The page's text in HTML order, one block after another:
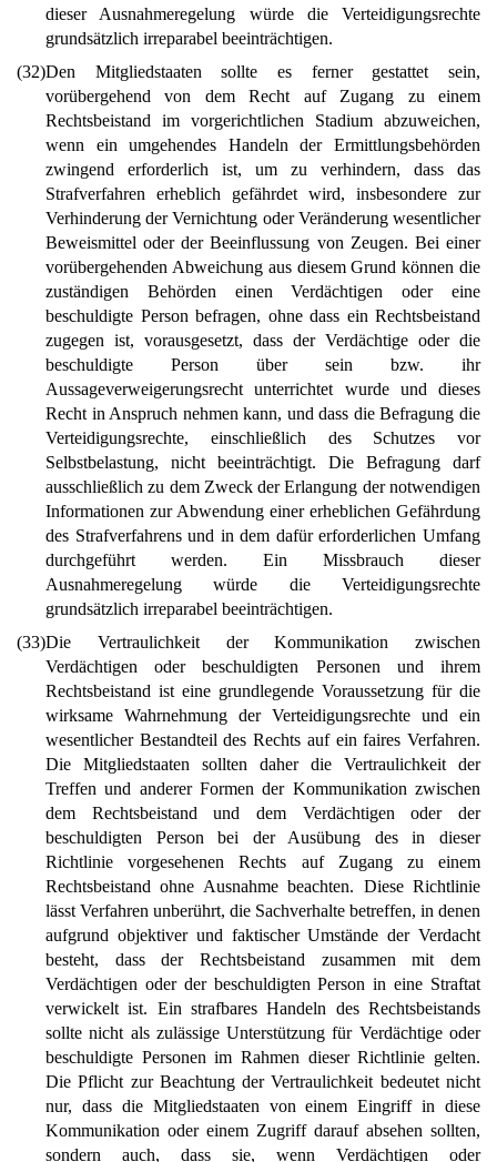
dieser Ausnahmeregelung würde die Verteidigungsrechte
grundsätzlich irreparabel beeinträchtigen.
(32)Den Mitgliedstaaten sollte es ferner gestattet sein,
vorübergehend von dem Recht auf Zugang zu einem
Rechtsbeistand im vorgerichtlichen Stadium abzuweichen,
wenn ein umgehendes Handeln der Ermittlungsbehörden
zwingend erforderlich ist, um zu verhindern, dass das
Strafverfahren erheblich gefährdet wird, insbesondere zur
Verhinderung der Vernichtung oder Veränderung wesentlicher
Beweismittel oder der Beeinflussung von Zeugen. Bei einer
vorübergehenden Abweichung aus diesem Grund können die
zuständigen Behörden einen Verdächtigen oder eine
beschuldigte Person befragen, ohne dass ein Rechtsbeistand
zugegen ist, vorausgesetzt, dass der Verdächtige oder die
beschuldigte Person über sein bzw. ihr
Aussageverweigerungsrecht unterrichtet wurde und dieses
Recht in Anspruch nehmen kann, und dass die Befragung die
Verteidigungsrechte, einschließlich des Schutzes vor
Selbstbelastung, nicht beeinträchtigt. Die Befragung darf
ausschließlich zu dem Zweck der Erlangung der notwendigen
Informationen zur Abwendung einer erheblichen Gefährdung
des Strafverfahrens und in dem dafür erforderlichen Umfang
durchgeführt werden. Ein Missbrauch dieser
Ausnahmeregelung würde die Verteidigungsrechte
grundsätzlich irreparabel beeinträchtigen.
(33)Die Vertraulichkeit der Kommunikation zwischen
Verdächtigen oder beschuldigten Personen und ihrem
Rechtsbeistand ist eine grundlegende Voraussetzung für die
wirksame Wahrnehmung der Verteidigungsrechte und ein
wesentlicher Bestandteil des Rechts auf ein faires Verfahren.
Die Mitgliedstaaten sollten daher die Vertraulichkeit der
Treffen und anderer Formen der Kommunikation zwischen
dem Rechtsbeistand und dem Verdächtigen oder der
beschuldigten Person bei der Ausübung des in dieser
Richtlinie vorgesehenen Rechts auf Zugang zu einem
Rechtsbeistand ohne Ausnahme beachten. Diese Richtlinie
lässt Verfahren unberührt, die Sachverhalte betreffen, in denen
aufgrund objektiver und faktischer Umstände der Verdacht
besteht, dass der Rechtsbeistand zusammen mit dem
Verdächtigen oder der beschuldigten Person in eine Straftat
verwickelt ist. Ein strafbares Handeln des Rechtsbeistands
sollte nicht als zulässige Unterstützung für Verdächtige oder
beschuldigte Personen im Rahmen dieser Richtlinie gelten.
Die Pflicht zur Beachtung der Vertraulichkeit bedeutet nicht
nur, dass die Mitgliedstaaten von einem Eingriff in diese
Kommunikation oder einem Zugriff darauf absehen sollten,
sondern auch, dass sie, wenn Verdächtigen oder